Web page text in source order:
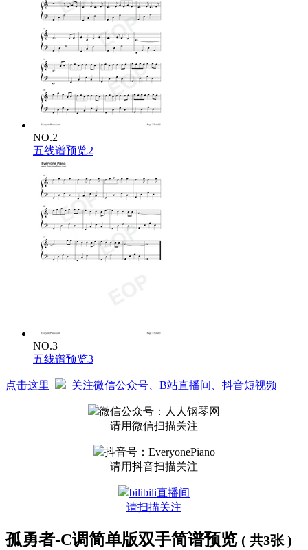
去吗 配吗 这褴褛的披风
战吗 战啊 以最卑微的梦
致那黑夜中的呜咽与怒吼
谁说站在光里的才算英雄
他们说要戒了你的狂
就像擦掉了污垢
他们说要顺台阶而上而代价是低头
那就让我不可乘风
谁说对弈平凡的不算英雄
爱你孤身走暗巷
爱你不跪的模样
爱你对峙过绝望
不肯哭一场
爱你破烂的衣裳
却敢堵命运的枪
爱你和我那么像
缺口都一样
去吗 配吗 这褴褛的披风
你的沉默震耳欲聋
You Are The Hero
爱你孤身走暗巷
爱你不跪的模样
爱你对峙过绝望
不肯哭一场 (You Are The Hero)
战吗 战啊 以最孤高的梦
NO.2
五线谱预览2
NO.3
五线谱预览3
点击这里 关注微信公众号、B站直播间、抖音短视频
微信公众号：人人钢琴网
请用微信扫描关注
抖音号：EveryonePiano
请用抖音扫描关注
bilibili直播间
请扫描关注
孤勇者-C调简单版双手简谱预览 ( 共3张 )